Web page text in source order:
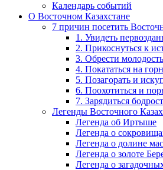
Календарь событий
О Восточном Казахстане
7 причин посетить
1. Увидеть
2. Прикоснуться к
3. Обрести молодость
4. Покататься на
5. Позагорать и
6. Поохотиться и
7. Зарядиться
Легенды Восточного
Легенда об Иртыше
Легенда о
Легенда о долине
Легенда о золоте
Легенда о